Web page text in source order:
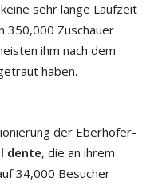
sehr lange Laufzeit
350,000 Zuschauer
ihm nach dem
haben.
der Eberhofer-
dente, die an ihrem
34,000 Besucher